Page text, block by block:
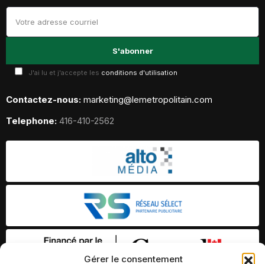
Gérer le consentement
J'ai lu et j'accepte les conditions d'utilisation
Contactez-nous: marketing@lemetropolitain.com
Telephone: 416-410-2562